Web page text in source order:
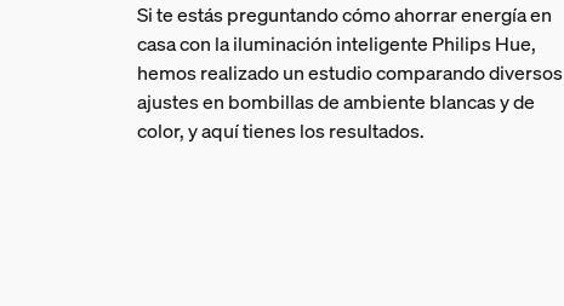
Si te estás preguntando cómo ahorrar energía en
casa con la iluminación inteligente Philips Hue,
hemos realizado un estudio comparando diversos
ajustes en bombillas de ambiente blancas y de
color, y aquí tienes los resultados.